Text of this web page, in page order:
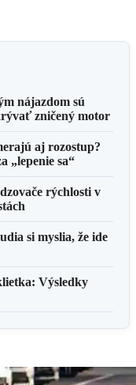
nájazdom sú
zničený motor
aj rozostup?
„lepenie sa“
rýchlosti v
si myslia, že ide
Výsledky